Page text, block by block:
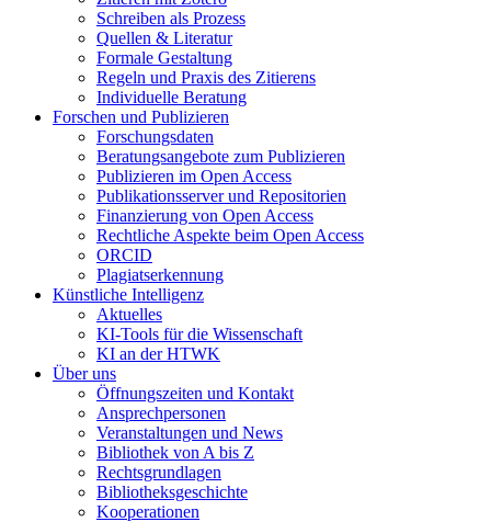
Schreiben als Prozess
Quellen & Literatur
Formale Gestaltung
Regeln und Praxis des Zitierens
Individuelle Beratung
Forschen und Publizieren
Forschungsdaten
Beratungsangebote zum Publizieren
Publizieren im Open Access
Publikationsserver und Repositorien
Finanzierung von Open Access
Rechtliche Aspekte beim Open Access
ORCID
Plagiatserkennung
Künstliche Intelligenz
Aktuelles
KI-Tools für die Wissenschaft
KI an der HTWK
Über uns
Öffnungszeiten und Kontakt
Ansprechpersonen
Veranstaltungen und News
Bibliothek von A bis Z
Rechtsgrundlagen
Bibliotheksgeschichte
Kooperationen